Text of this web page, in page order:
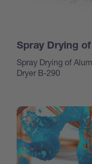
Spray Drying
Spray Drying of
Dryer B-290